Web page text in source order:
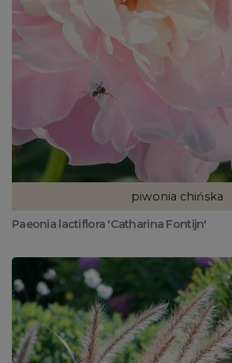
piwonia chińska
Paeonia lactiflora 'Catharina Fontijn'